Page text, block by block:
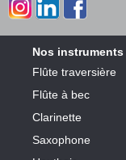
Nos instruments
Flûte traversière
Flûte à bec
Clarinette
Saxophone